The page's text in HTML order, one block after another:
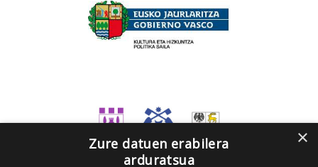
×
Zure datuen erabilera
arduratsua